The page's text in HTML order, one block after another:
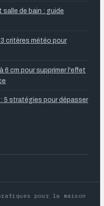
salle de bain : guide
critères météo pour
6 cm pour supprimer l'effet
5 stratégies pour dépasser
pour la maison